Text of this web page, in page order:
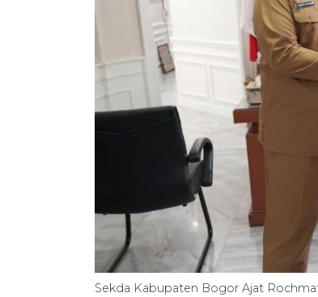
Sekda Kabupaten Bogor Ajat